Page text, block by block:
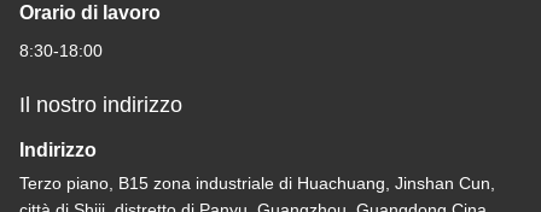
Orario di lavoro
8:30-18:00
Il nostro indirizzo
Indirizzo
Terzo piano, B15 zona industriale di Huachuang, Jinshan Cun,